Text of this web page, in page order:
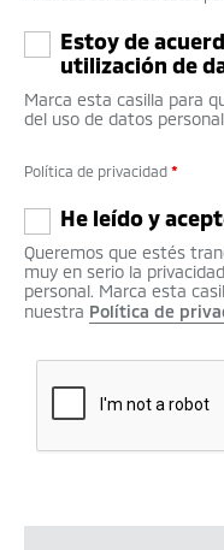
Estoy de
utilización de
Marca esta casilla para
del uso de datos
Política de privacidad *
He leído y
Queremos que estés
muy en serio la
personal. Marca esta
nuestra Política de